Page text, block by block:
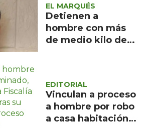
Asuntos Sociales
EL MARQUÉS
Detienen a
hombre con más
de medio kilo de
EDITORIAL
Vinculan a proceso
a hombre por robo
a casa habitación